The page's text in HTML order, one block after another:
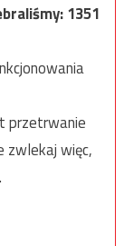
1351
przetrwanie
zwlekaj więc,